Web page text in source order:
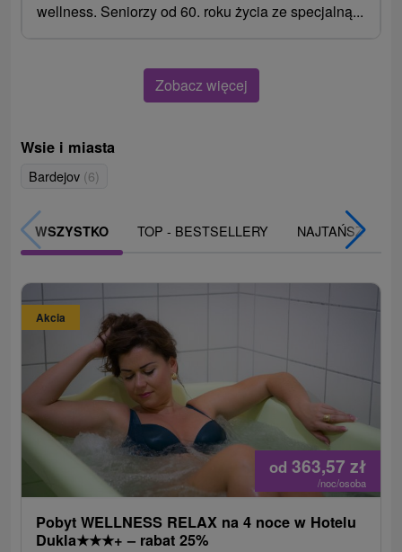
wellness. Seniorzy od 60. roku życia ze specjalną...
Zobacz więcej
Wsie i miasta
Bardejov (6)
WSZYSTKO TOP - BESTSELLERY NAJTAŃSZE
Akcia
od 363,57 zł
/noc/osoba
Pobyt WELLNESS RELAX na 4 noce w Hotelu
Dukla★★★+ – rabat 25%